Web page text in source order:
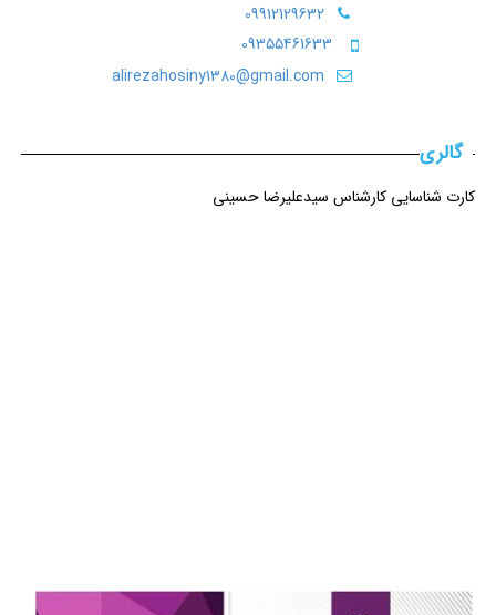
09912129632
09355461633
alirezahosiny1380@gmail.com
گالری
کارت شناسایی کارشناس سیدعلیرضا حسینی